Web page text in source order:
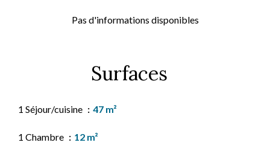
Pas d'informations disponibles
Surfaces
1 Séjour/cuisine 47 m²
1 Chambre 12 m²